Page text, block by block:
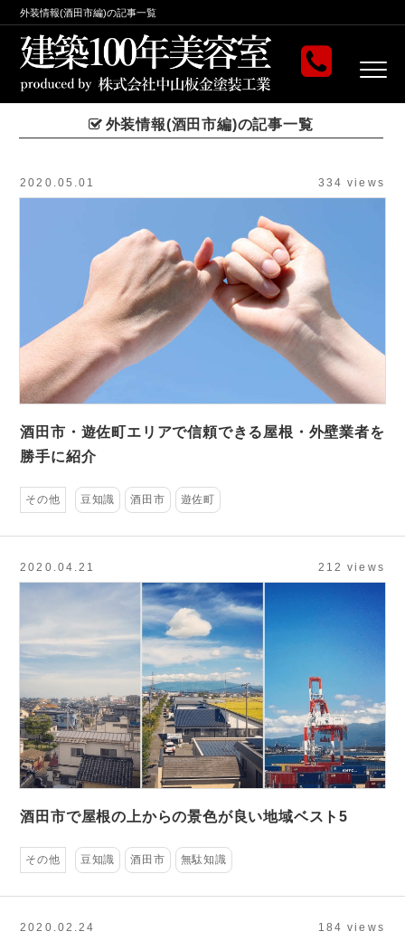
外装情報(酒田市編)の記事一覧
外装情報(酒田市編)の記事一覧
2020.05.01 334 views
酒田市・遊佐町エリアで信頼できる屋根・外壁業者を
勝手に紹介
その他 豆知識 酒田市 遊佐町
2020.04.21 212 views
酒田市で屋根の上からの景色が良い地域ベスト5
その他 豆知識 酒田市 無駄知識
2020.02.24 184 views